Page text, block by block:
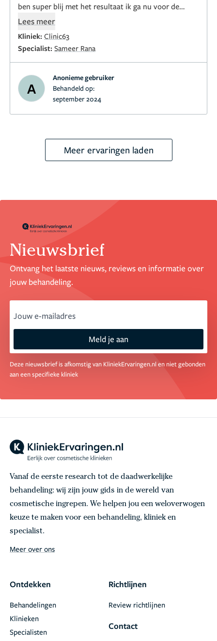
ben super blij met het resultaat ik ga nu voor de
ooglidcorrectie bij dokter Sameer en ik heb er de
Lees meer
Kliniek: Clinic63
Specialist: Sameer Rana
A
Anonieme gebruiker
Behandeld op:
september 2024
Meer ervaringen laden
Nieuwsbrief
Ontvang het laatste nieuws, reviews en informatie over
jouw behandeling.
Meld je aan
Deze nieuwsbrief is afkomstig van KliniekErvaringen.nl en niet gebonden
aan een specifieke kliniek
Vanaf de eerste research tot de daadwerkelijke
behandeling: wij zijn jouw gids in de wereld van
cosmetische ingrepen. We helpen jou een weloverwogen
keuze te maken voor een behandeling, kliniek en
specialist.
Meer over ons
Ontdekken
Behandelingen
Klinieken
Specialisten
Richtlijnen
Review richtlijnen
Contact